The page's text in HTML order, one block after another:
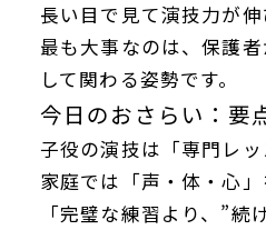
長い目で見て演技力が伸
最も大事なのは、保護
して関わる姿勢です。
今日のおさらい：要
子役の演技は「専門レ
家庭では「声・体・心
「完璧な練習より、”